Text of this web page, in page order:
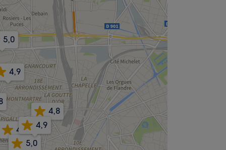
4,8
4,9
4,3
5,0
4,9
5,0